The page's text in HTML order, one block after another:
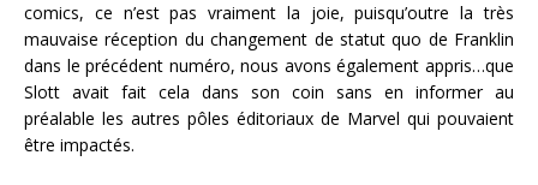
comics, ce n’est pas vraiment la joie, puisqu’outre la très
mauvaise réception du changement de statut quo de Franklin
dans le précédent numéro, nous avons également appris…que
Slott avait fait cela dans son coin sans en informer au
préalable les autres pôles éditoriaux de Marvel qui pouvaient
être impactés.